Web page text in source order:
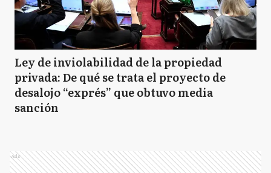
Ley de inviolabilidad de la propiedad
privada: De qué se trata el proyecto de
desalojo “exprés” que obtuvo media
sanción
Ads